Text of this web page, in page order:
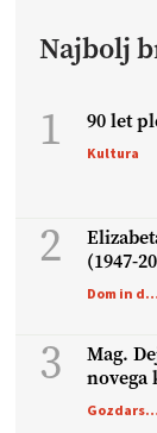
Najbolj
1 90 let
Kultura
2
(1947-
Dom in družina
3
Mag.
novega
ministraGozdarstvo